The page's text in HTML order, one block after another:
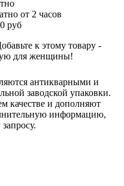
от 2 часов
руб
к этому товару -
для женщины!
антикварными и
заводской упаковки.
качестве и дополняют
информацию,